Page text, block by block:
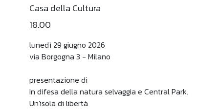
Casa della Cultura
18.00
lunedì 29 giugno 2026
via Borgogna 3 - Milano
presentazione di
In difesa della natura selvaggia e Central Park.
Un'isola di libertà